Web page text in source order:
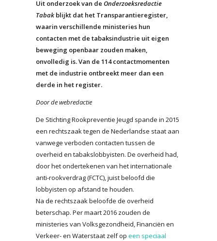
Uit onderzoek van de Onderzoeksredactie
Tabak blijkt dat het Transparantieregister,
waarin verschillende ministeries hun
contacten met de tabaksindustrie uit eigen
beweging openbaar zouden maken,
onvolledig is. Van de 114 contactmomenten
met de industrie ontbreekt meer dan een
derde in het register.
Door de webredactie
De Stichting Rookpreventie Jeugd spande in 2015
een rechtszaak tegen de Nederlandse staat aan
vanwege verboden contacten tussen de
overheid en tabakslobbyisten. De overheid had,
door het ondertekenen van het internationale
anti-rookverdrag (FCTC), juist beloofd die
lobbyisten op afstand te houden.
Na de rechtszaak beloofde de overheid
beterschap. Per maart 2016 zouden de
ministeries van Volksgezondheid, Financiën en
Verkeer- en Waterstaat zelf op een speciaal